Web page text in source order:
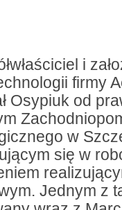
i
firmy
Osypiuk od
w
się w
Jednym z